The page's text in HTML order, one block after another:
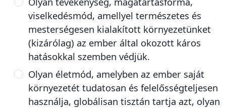
viselkedésmód, amellyel természetes és
mesterségesen kialakított környezetünket
(kizárólag) az ember által okozott káros
hatásokkal szemben védjük.
Olyan életmód, amelyben az ember saját
környezetét tudatosan és felelősségteljesen
használja, globálisan tisztán tartja azt, olyan